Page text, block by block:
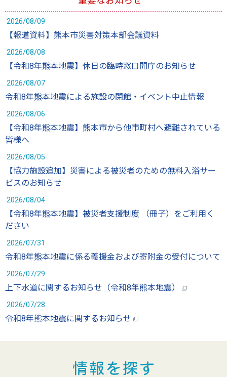
2026/08/09
【報道資料】熊本市災害対策本部会議資料
2026/08/08
【令和8年熊本地震】休日の臨時窓口開庁のお知らせ
2026/08/07
令和8年熊本地震による施設の閉館・イベント中止情報
2026/08/06
【令和8年熊本地震】熊本市から他市町村へ避難されている
皆様へ
2026/08/05
【協力施設追加】災害による被災者のための無料入浴サー
ビスのお知らせ
2026/08/04
【令和8年熊本地震】被災者支援制度 （冊子）をご利用く
ださい
2026/07/31
令和8年熊本地震に係る義援金および寄附金の受付について
2026/07/29
上下水道に関するお知らせ（令和8年熊本地震）
2026/07/28
令和8年熊本地震に関するお知らせ